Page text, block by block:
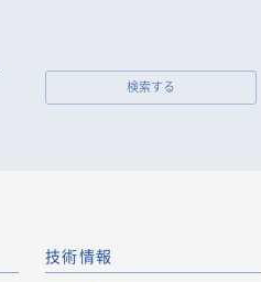
検索する
技術情報